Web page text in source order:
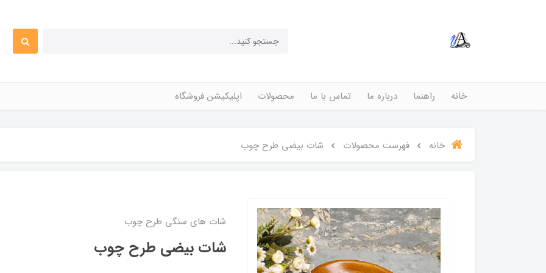
خانه راهنما درباره ما تماس با ما محصولات اپلیکیشن فروشگاه
خانه فهرست محصولات شات بیضی طرح چوب
شات های سنگی طرح چوب
شات بیضی طرح چوب